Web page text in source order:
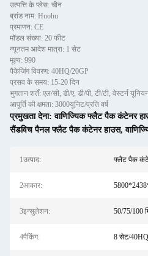
उत्पत्ति के प्लेस: चीन
ब्रांड नाम: Huohu
प्रमाणन: CE
मॉडल संख्या: 20 फीट
न्यूनतम आदेश मात्रा: 1 सेट
मूल्य: 990
पैकेजिंग विवरण: 40HQ/20GP
प्रसव के समय: 15-20 दिन
भुगतान शर्तें: एल/सी, डी/ए, डी/पी, टी/टी, वेस्टर्न
आपूर्ति की क्षमता: 3000यूनिट/प्रति वर्ष
प्रमुखता देना:वाणिज्यिक फ्लैट पैक कंटेनर
सैंडविच पैनल फ्लैट पैक कंटेनर हाउस,
1उत्पाद: फ्लैट पैक
2आकार:
3इन्सुलेशन: 50/75/100
4पैकिंग: 8 सेट/40HQ